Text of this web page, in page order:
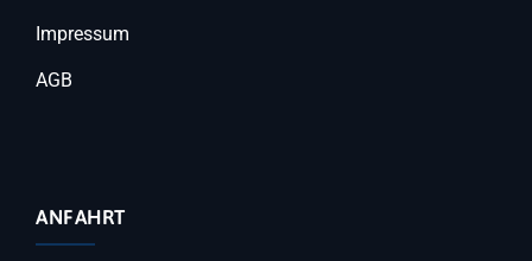
Impressum
AGB
ANFAHRT